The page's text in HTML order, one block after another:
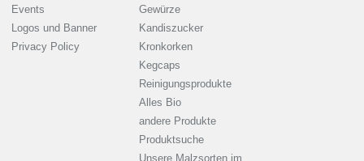
Events
Logos und Banner
Privacy Policy
Gewürze
Kandiszucker
Kronkorken
Kegcaps
Reinigungsprodukte
Alles Bio
andere Produkte
Produktsuche
Unsere Malzsorten im